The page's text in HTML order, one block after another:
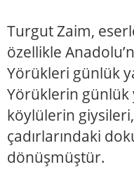
Turgut Zaim,
özellikle
Yörükleri günlük
Yörüklerin günlük
köylülerin
çadırlarındaki
dönüşmüştür.